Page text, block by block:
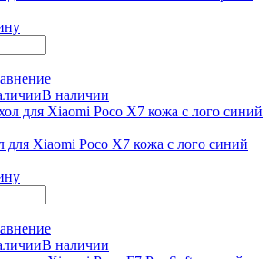
В наличии
для Xiaomi Poco X7 кожа с лого синий
В наличии